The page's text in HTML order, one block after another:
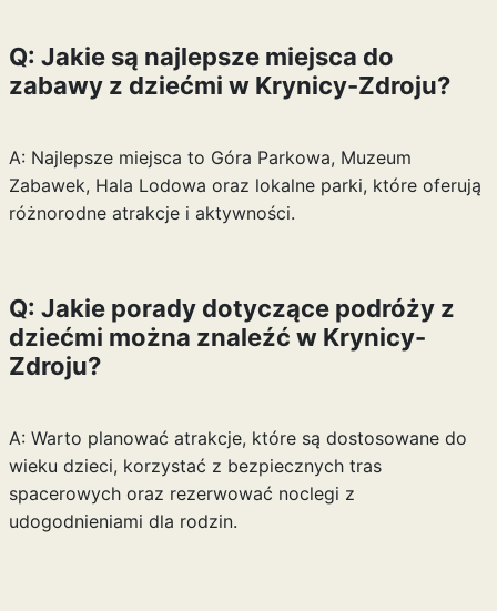
Q: Jakie są najlepsze miejsca do
zabawy z dziećmi w Krynicy-Zdroju?
A: Najlepsze miejsca to Góra Parkowa, Muzeum
Zabawek, Hala Lodowa oraz lokalne parki, które oferują
różnorodne atrakcje i aktywności.
Q: Jakie porady dotyczące podróży z
dziećmi można znaleźć w Krynicy-
Zdroju?
A: Warto planować atrakcje, które są dostosowane do
wieku dzieci, korzystać z bezpiecznych tras
spacerowych oraz rezerwować noclegi z
udogodnieniami dla rodzin.